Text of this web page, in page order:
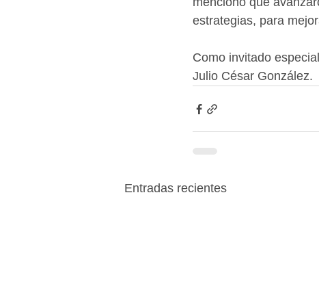
estrategias, para
Como invitado
Julio César González.
Entradas recientes